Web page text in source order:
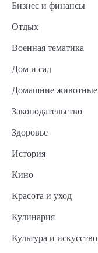
Бизнес и финансы
Отдых
Военная тематика
Дом и сад
Домашние животные
Законодательство
Здоровье
История
Кино
Красота и уход
Кулинария
Культура и искусство